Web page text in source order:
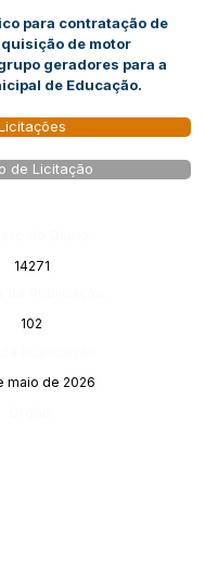
para contratação de
de motor
geradores para a
de Educação.
de Licitação
14271
102
maio de 2026